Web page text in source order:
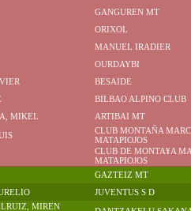
GANGUREN MT
ORIXOL
MANUEL IRADIER
OURDAYBI
BESAIDE
BILBAO ALPINO CLUB
MIKEL ARTIBAI MT
CLUB MONTAÑA
MATAPIOJOS
CLUB DE MONTA¥A
MATAPIOJOS
GAZTEIZ MT
JUVENTUS S D
MIREN